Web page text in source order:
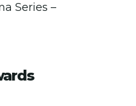
Series –